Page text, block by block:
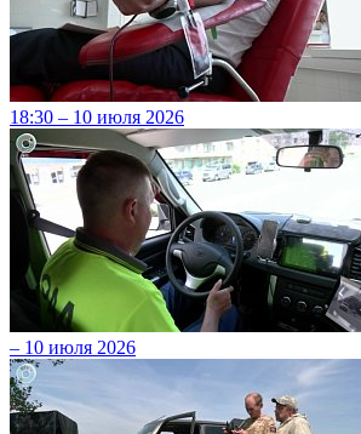
18:30 – 10 июля 2026
– 10 июля 2026